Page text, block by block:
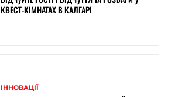
КВЕСТ-КІМНАТАХ В КАЛГАРІ
ІННОВАЦІЇ